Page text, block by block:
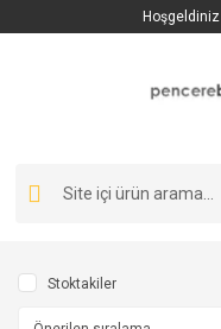
Hoşgeldiniz
Stoktakiler